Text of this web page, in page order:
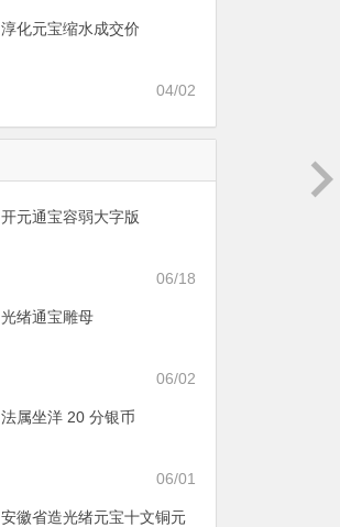
淳化元宝缩水成交价
04/02
开元通宝容弱大字版
06/18
光绪通宝雕母
06/02
法属坐洋 20 分银币
06/01
安徽省造光绪元宝十文铜元